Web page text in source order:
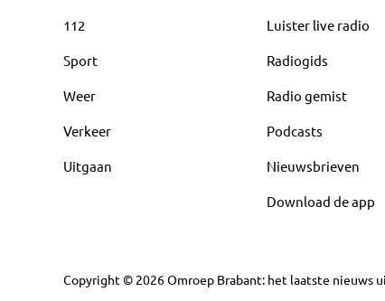
112
Sport
Weer
Verkeer
Uitgaan
Luister live radio
Radiogids
Radio gemist
Podcasts
Nieuwsbrieven
Download de app
Copyright © 2026Omroep Brabant: het laatste nieuws